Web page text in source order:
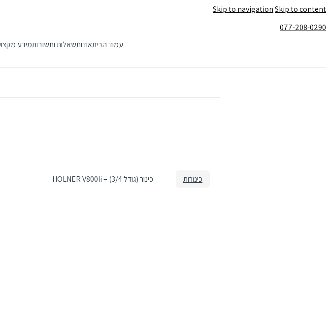
Skip to navigationSkip to content
077-208-0290
עמוד הביתאודותשאלות ותשובותמידע
כינורות כינור (גודל 3/4) – HOLNER V800Ii